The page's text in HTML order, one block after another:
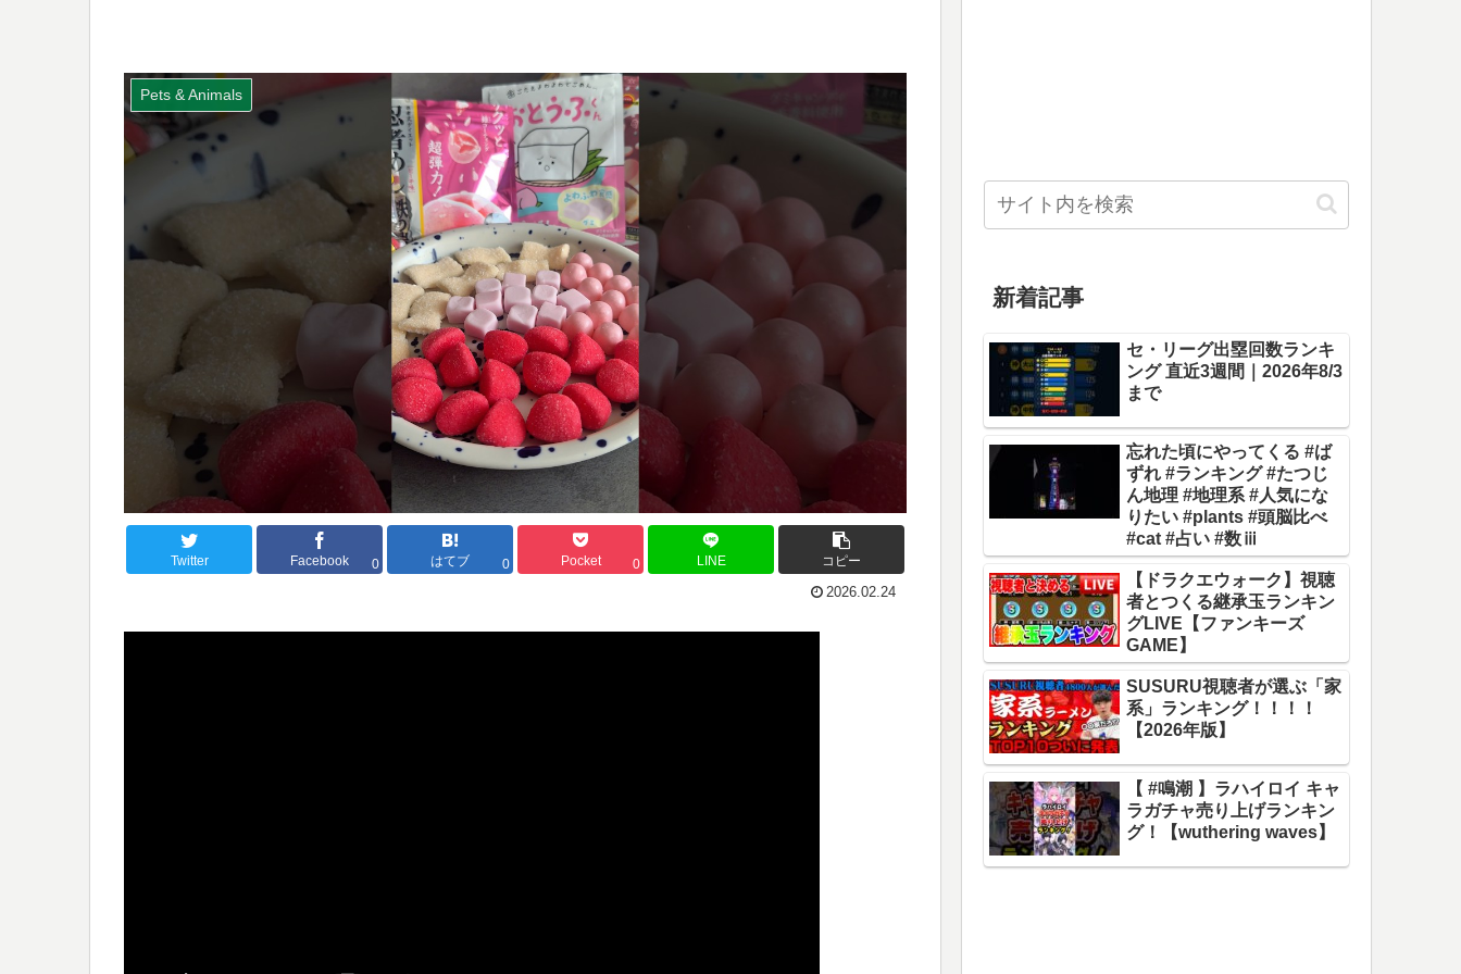
Pets & Animals
Twitter Facebook 0 はてブ 0 Pocket 0 LINE コピー
2026.02.24
新着記事
セ・リーグ出塁回数ランキ
ング 直近3週間｜2026年8/3
まで
忘れた頃にやってくる #ば
ずれ #ランキング #たつじ
ん地理 #地理系 #人気にな
りたい #plants #頭脳比べ
#cat #占い #数ⅲ
【ドラクエウォーク】視聴
者とつくる継承玉ランキン
グLIVE【ファンキーズ
GAME】
SUSURU視聴者が選ぶ「家
系」ランキング！！！！
【2026年版】
【 #鳴潮 】ラハイロイ キャ
ラガチャ売り上げランキン
グ！【wuthering waves】